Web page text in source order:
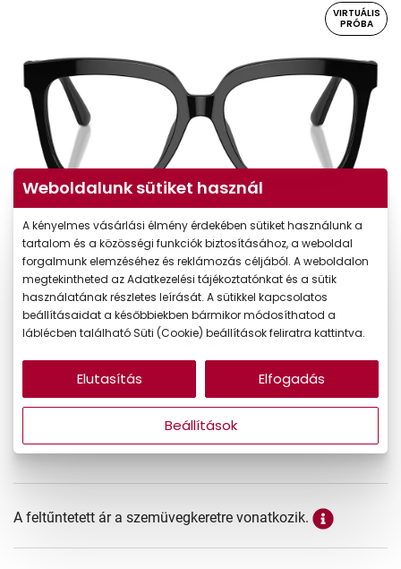
VIRTUÁLIS
PRÓBA
Virtuális próba
A feltűntetett ár a szemüvegkeretre vonatkozik.
Weboldalunk sütiket használ
A kényelmes vásárlási élmény érdekében sütiket használunk a
tartalom és a közösségi funkciók biztosításához, a weboldal
forgalmunk elemzéséhez és reklámozás céljából. A weboldalon
megtekintheted az Adatkezelési tájékoztatónkat és a sütik
használatának részletes leírását. A sütikkel kapcsolatos
beállításaidat a későbbiekben bármikor módosíthatod a
láblécben található Süti (Cookie) beállítások feliratra kattintva.
Beállítások
Elutasítás Elfogadás